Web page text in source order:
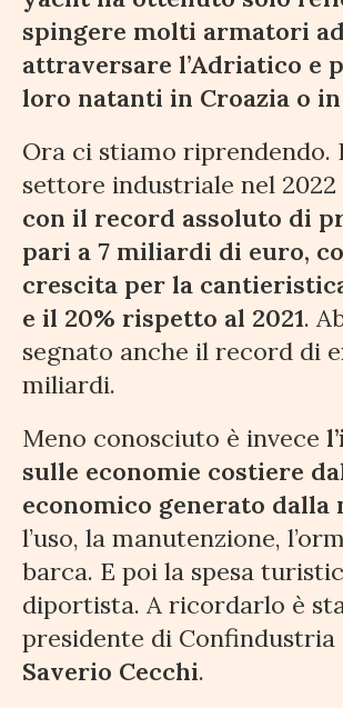
spingere molti armatori ad
attraversare l’Adriatico e
loro natanti in Croazia o
Ora ci stiamo riprendendo.
settore industriale nel 2022
con il record assoluto di
pari a 7 miliardi di euro,
crescita per la
e il 20% rispetto al 2021.
segnato anche il record di
miliardi.
Meno conosciuto è invece
sulle economie costiere
economico generato dalla
l’uso, la manutenzione,
barca. E poi la spesa
diportista. A ricordarlo è
presidente di Confindustria
Saverio Cecchi.